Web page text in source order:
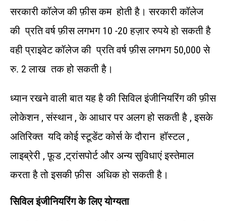
सरकारी कॉलेज की फ़ीस कम होती है। सरकारी कॉलेज
की प्रति वर्ष फ़ीस लगभग 10 -20 हज़ार रुपये हो सकती है
वही प्राइवेट कॉलेज की प्रति वर्ष फ़ीस लगभग 50,000 से
रु. 2 लाख तक हो सकती है।
ध्यान रखने वाली बात यह है की सिविल इंजीनियरिंग की फ़ीस
लोकेशन , संस्थान , के आधार पर अलग हो सकती है , इसके
अतिरिक्त यदि कोई स्टूडेंट कोर्स के दौरान हॉस्टल ,
लाइब्रेरी , फ़ूड ,ट्रांसपोर्ट और अन्य सुविधाएं इस्तेमाल
करता है तो इसकी फ़ीस अधिक हो सकती है।
सिविल इंजीनियरिंग के लिए योग्यता